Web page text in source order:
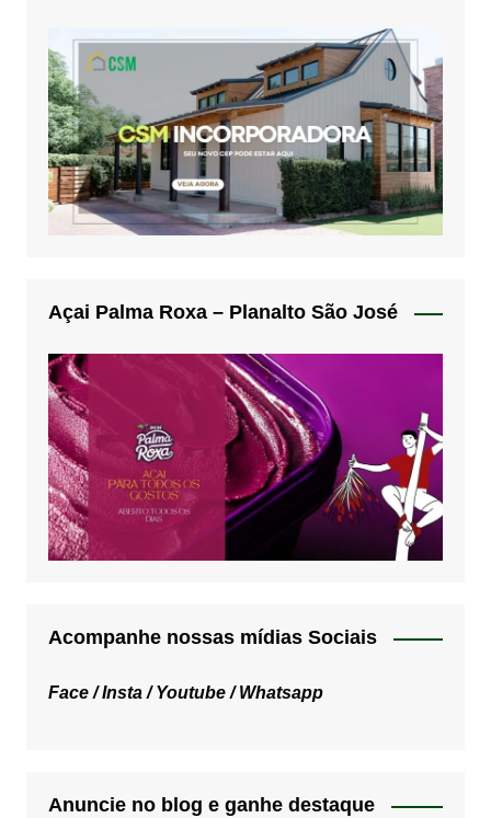
Açai Palma Roxa – Planalto São José
Acompanhe nossas mídias Sociais
Face /Insta /Youtube /Whatsapp
Anuncie no blog e ganhe destaque